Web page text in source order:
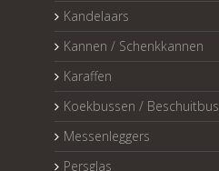
Kandelaars
Kannen / Schenkkannen
Karaffen
Koekbussen /
Messenleggers
Persglas